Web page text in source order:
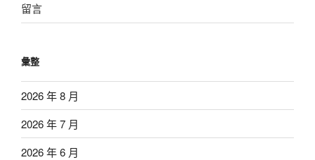
留言
彙整
2026 年 8 月
2026 年 7 月
2026 年 6 月